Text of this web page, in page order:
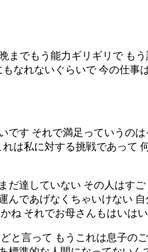
でもう能力ギリギリで も
なれないぐらいで 今の仕事
す それで満足っていうの
は私に対する挑戦であって
達していない その人はす
であげなくちゃいけない
ね それでお母さんもはいはい
と言って もうこれは息子の